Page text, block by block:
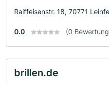
Raiffeisenstr. 18, 70771
0.0 (0
brillen.de